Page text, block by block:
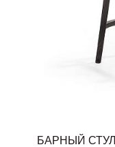
БАРНЫЙ СТУЛ